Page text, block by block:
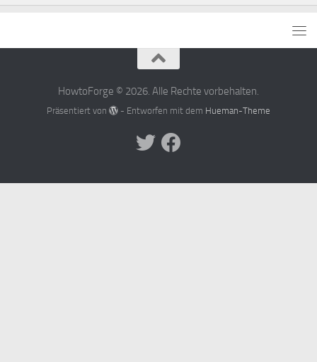
HowtoForge © 2026. Alle Rechte vorbehalten.
Präsentiert von - Entworfen mit dem Hueman-Theme